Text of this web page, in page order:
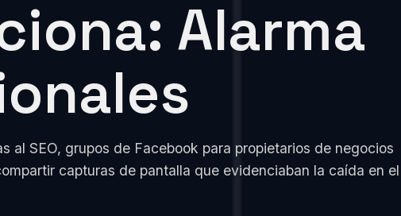
Alarma
SEO, grupos de Facebook para propietarios de negocios
capturas de pantalla que evidenciaban la caída en el